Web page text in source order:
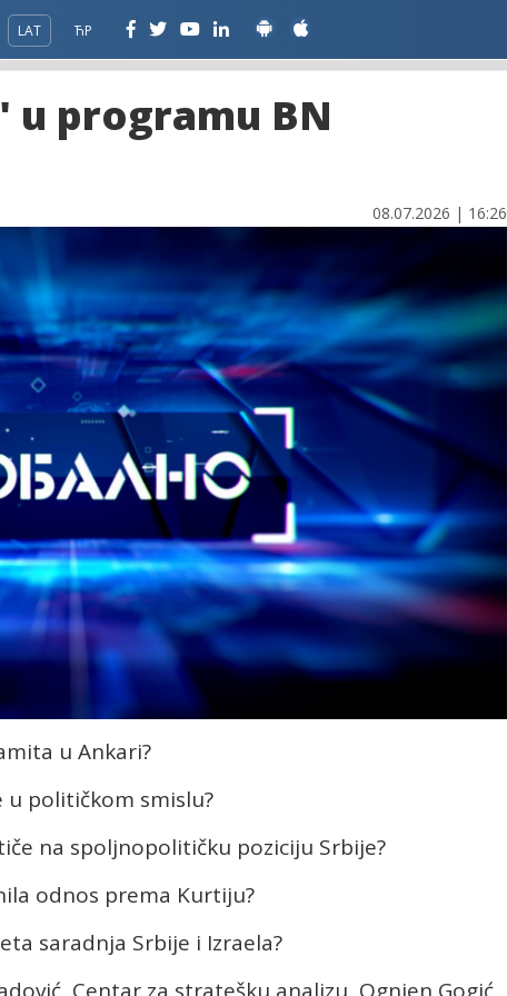
LAT ЋР
u programu BN
08.07.2026 | 16:26
u Ankari?
u političkom smislu?
na spoljnopolitičku poziciju Srbije?
odnos prema Kurtiju?
saradnja Srbije i Izraela?